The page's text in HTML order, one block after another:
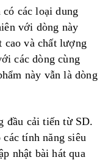
các loại dung
với dòng này
cao và chất lượng
các dòng cùng
này vẫn là dòng
đầu cải tiến từ SD.
tính năng siêu
nhật bài hát qua